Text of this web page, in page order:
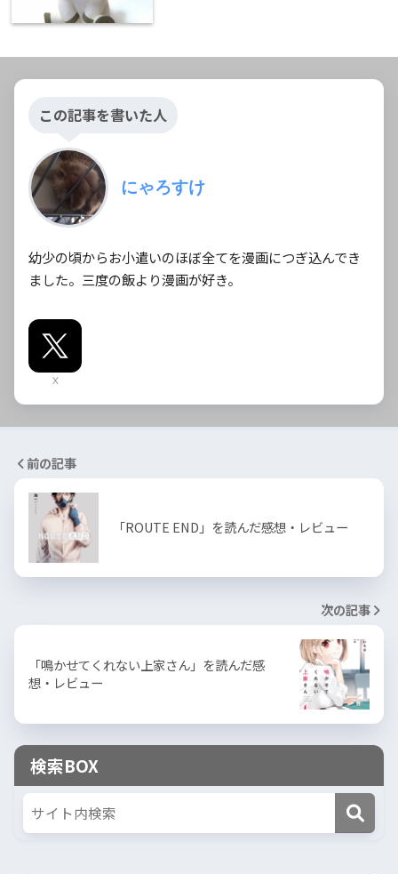
この記事を書いた人
にゃろすけ
幼少の頃からお小遣いのほぼ全てを漫画につぎ込んでき
ました。三度の飯より漫画が好き。
X
前の記事
「ROUTE END」を読んだ感想・レビュー
次の記事
「鳴かせてくれない上家さん」を読んだ感
想・レビュー
検索BOX